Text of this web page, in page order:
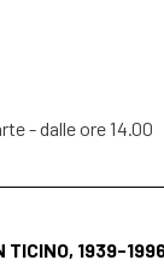
- dalle ore 14.00
TICINO, 1939-